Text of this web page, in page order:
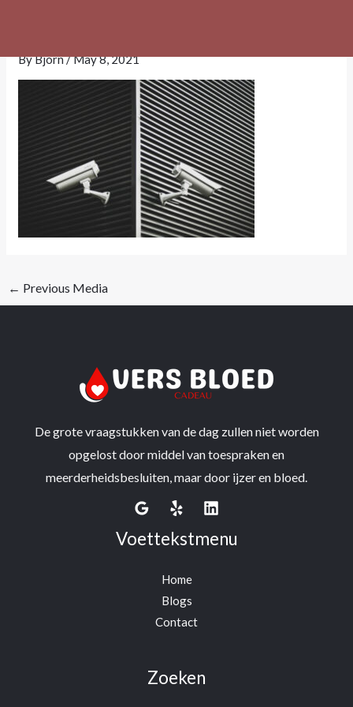
ByBjorn/May 8, 2021
← Previous Media
De grote vraagstukken van de dag zullen niet worden
opgelost door middel van toespraken en
meerderheidsbesluiten, maar door ijzer en bloed.
Voettekstmenu
Home
Blogs
Contact
Zoeken